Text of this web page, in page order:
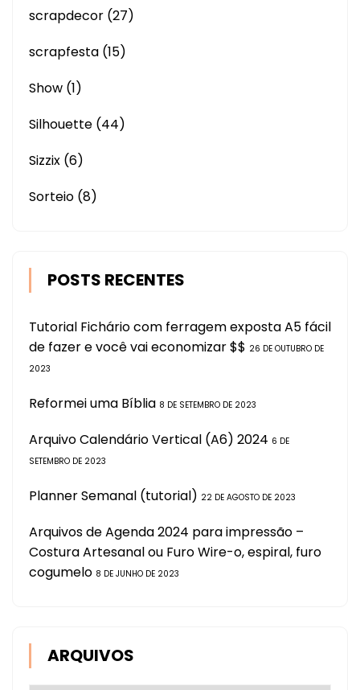
scrapdecor (27)
scrapfesta (15)
Show (1)
Silhouette (44)
Sizzix (6)
Sorteio (8)
POSTS RECENTES
Tutorial Fichário com ferragem exposta A5 fácil
de fazer e você vai economizar $$ 26 DE OUTUBRO DE
2023
Reformei uma Bíblia 8 DE SETEMBRO DE 2023
Arquivo Calendário Vertical (A6) 2024 6 DE
SETEMBRO DE 2023
Planner Semanal (tutorial) 22 DE AGOSTO DE 2023
Arquivos de Agenda 2024 para impressão –
Costura Artesanal ou Furo Wire-o, espiral, furo
cogumelo 8 DE JUNHO DE 2023
ARQUIVOS